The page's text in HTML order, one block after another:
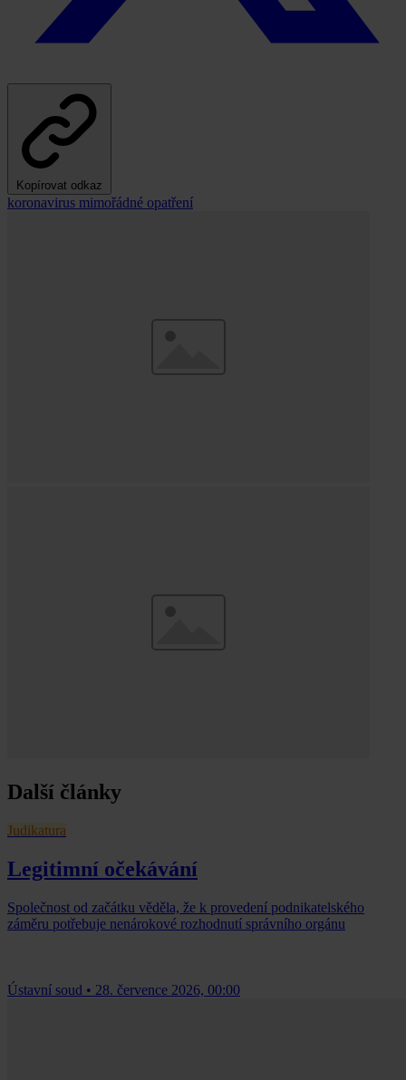
Kopírovat odkaz
koronavirus mimořádné opatření
Další články
Judikatura
Legitimní očekávání
Společnost od začátku věděla, že k provedení podnikatelského
záměru potřebuje nenárokové rozhodnutí správního orgánu
Ústavní soud • 28. července 2026, 00:00